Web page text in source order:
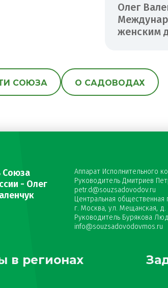
Олег
женским
СОЮЗА О САДОВОДАХ
Союза
- Олег
Аппарат Исполнительного
Руководитель Дмитриев
petr.d@souzsadovodov.ru
Центральная
г. Москва, ул. Мещанская, д.
Руководитель Бурякова
info@souzsadovodovmos.ru
в регионах